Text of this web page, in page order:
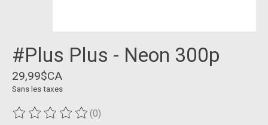
#Plus Plus - Neon 300p
29,99$CA
Sans les taxes
Ce produit est évalué à
(0)